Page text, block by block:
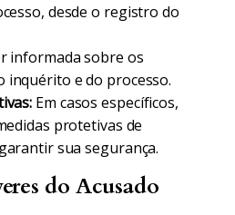
desde o registro do
informada sobre os
inquérito e do processo.
Em casos específicos,
protetivas de
sua segurança.
do Acusado